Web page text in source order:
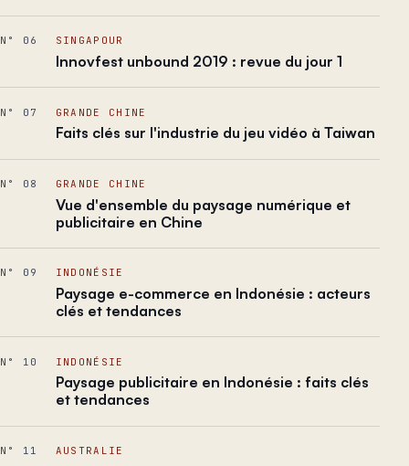
N° 06 SINGAPOUR
Innovfest unbound 2019 : revue du jour 1
N° 07 GRANDE CHINE
Faits clés sur l'industrie du jeu vidéo à Taiwan
N° 08 GRANDE CHINE
Vue d'ensemble du paysage numérique et
publicitaire en Chine
N° 09 INDONÉSIE
Paysage e-commerce en Indonésie : acteurs
clés et tendances
N° 10 INDONÉSIE
Paysage publicitaire en Indonésie : faits clés
et tendances
N° 11 AUSTRALIE